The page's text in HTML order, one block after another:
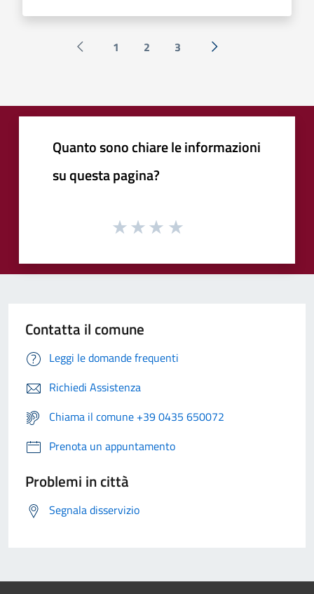
Pagina precedente
1 2 3 Successiva »
Quanto sono chiare le informazioni
su questa pagina?
Contatta il comune
Leggi le domande frequenti
Richiedi Assistenza
Chiama il comune +39 0435 650072
Prenota un appuntamento
Problemi in città
Segnala disservizio